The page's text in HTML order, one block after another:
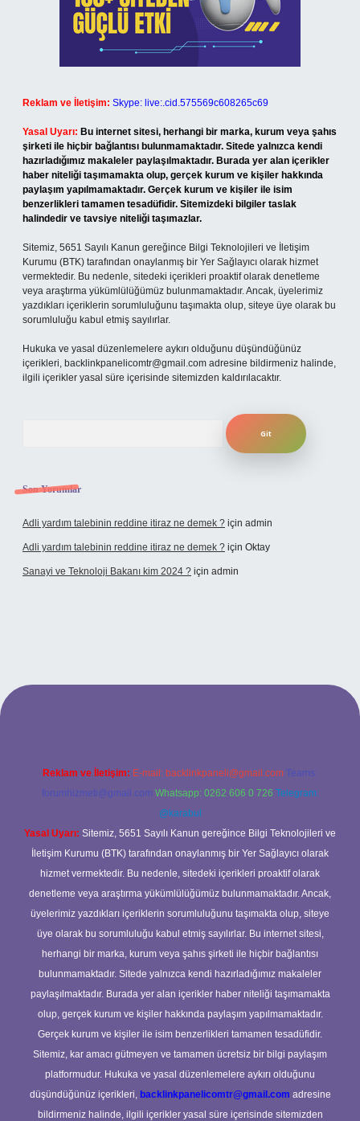
Reklam ve İletişim: Skype: live:.cid.575569c608265c69
Yasal Uyarı: Bu internet sitesi, herhangi bir marka, kurum veya şahıs
şirketi ile hiçbir bağlantısı bulunmamaktadır. Sitede yalnızca kendi
hazırladığımız makaleler paylaşılmaktadır. Burada yer alan içerikler
haber niteliği taşımamakta olup, gerçek kurum ve kişiler hakkında
paylaşım yapılmamaktadır. Gerçek kurum ve kişiler ile isim
benzerlikleri tamamen tesadüfidir. Sitemizdeki bilgiler taslak
halindedir ve tavsiye niteliği taşımazlar.
Sitemiz, 5651 Sayılı Kanun gereğince Bilgi Teknolojileri ve İletişim
Kurumu (BTK) tarafından onaylanmış bir Yer Sağlayıcı olarak hizmet
vermektedir. Bu nedenle, sitedeki içerikleri proaktif olarak denetleme
veya araştırma yükümlülüğümüz bulunmamaktadır. Ancak, üyelerimiz
yazdıkları içeriklerin sorumluluğunu taşımakta olup, siteye üye olarak bu
sorumluluğu kabul etmiş sayılırlar.
Hukuka ve yasal düzenlemelere aykırı olduğunu düşündüğünüz
içerikleri, backlinkpanelicomtr@gmail.com adresine bildirmeniz halinde,
ilgili içerikler yasal süre içerisinde sitemizden kaldırılacaktır.
Son Yorumlar
Adli yardım talebinin reddine itiraz ne demek ? için admin
Adli yardım talebinin reddine itiraz ne demek ? için Oktay
Sanayi ve Teknoloji Bakanı kim 2024 ? için admin
giriş
Reklam ve İletişim: E-mail: backlinkpaneli@gmail.com Teams:
forumhizmeti@gmail.com Whatsapp: 0262 606 0 726 Telegram:
@karabul
Yasal Uyarı: Sitemiz, 5651 Sayılı Kanun gereğince Bilgi Teknolojileri ve
İletişim Kurumu (BTK) tarafından onaylanmış bir Yer Sağlayıcı olarak
hizmet vermektedir. Bu nedenle, sitedeki içerikleri proaktif olarak
denetleme veya araştırma yükümlülüğümüz bulunmamaktadır. Ancak,
üyelerimiz yazdıkları içeriklerin sorumluluğunu taşımakta olup, siteye
üye olarak bu sorumluluğu kabul etmiş sayılırlar. Bu internet sitesi,
herhangi bir marka, kurum veya şahıs şirketi ile hiçbir bağlantısı
bulunmamaktadır. Sitede yalnızca kendi hazırladığımız makaleler
paylaşılmaktadır. Burada yer alan içerikler haber niteliği taşımamakta
olup, gerçek kurum ve kişiler hakkında paylaşım yapılmamaktadır.
Gerçek kurum ve kişiler ile isim benzerlikleri tamamen tesadüfidir.
Sitemiz, kar amacı gütmeyen ve tamamen ücretsiz bir bilgi paylaşım
platformudur. Hukuka ve yasal düzenlemelere aykırı olduğunu
düşündüğünüz içerikleri, backlinkpanelicomtr@gmail.com adresine
bildirmeniz halinde, ilgili içerikler yasal süre içerisinde sitemizden